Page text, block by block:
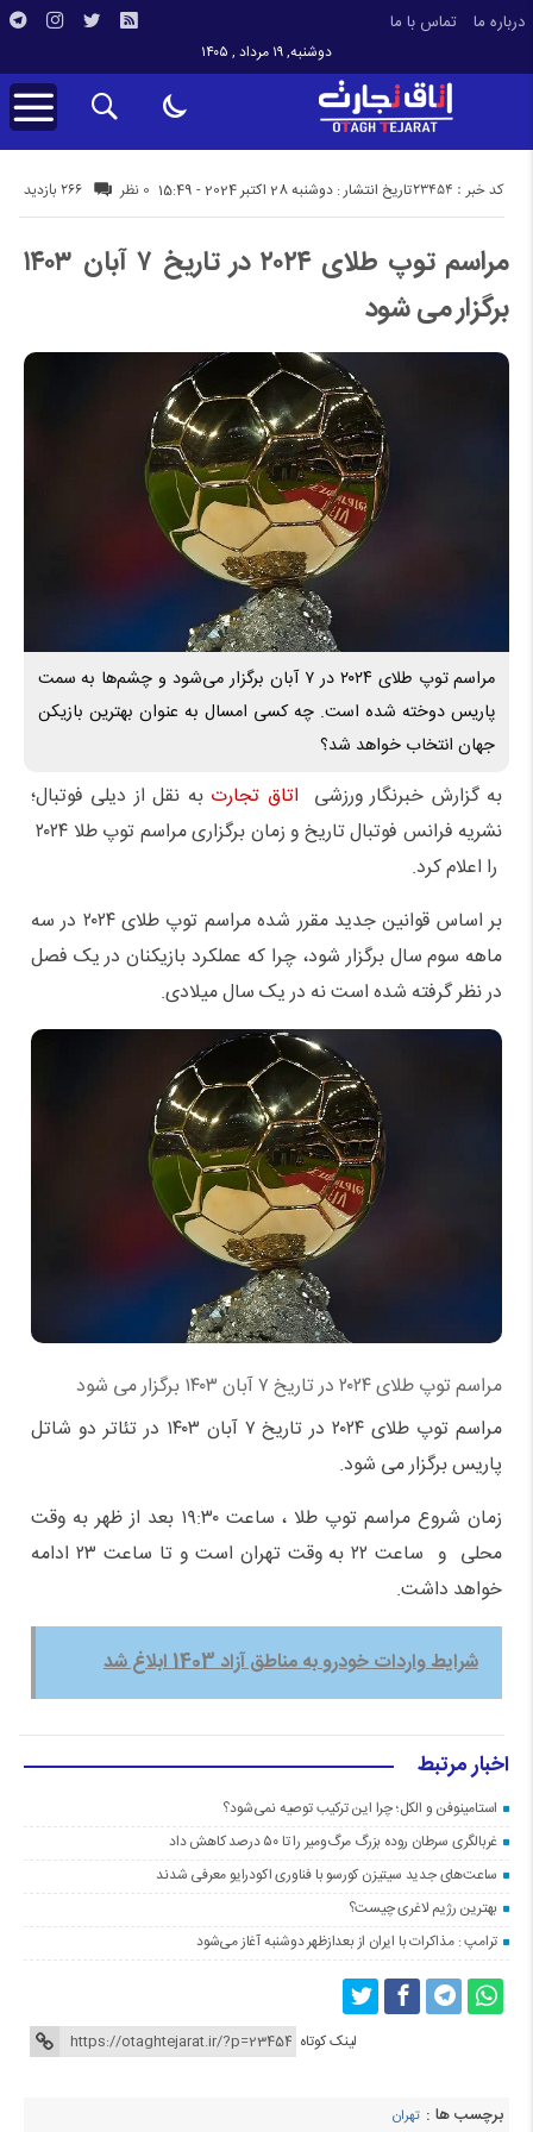
درباره ما تماس با ما
دوشنبه, ۱۹ مرداد , ۱۴۰۵
تاریخ انتشار : دوشنبه 28 اکتبر 2024 - 15:49 266 بازدید کد خبر : 23454 0 نظر
مراسم توپ طلای ۲۰۲۴ در تاریخ ۷ آبان ۱۴۰۳
برگزار می شود
مراسم توپ طلای ۲۰۲۴ در ۷ آبان برگزار می‌شود و چشم‌ها به سمت
پاریس دوخته شده است. چه کسی امسال به عنوان بهترین بازیکن
جهان انتخاب خواهد شد؟
به گزارش خبرنگار ورزشی اتاق تجارت به نقل از دیلی فوتبال؛
نشریه فرانس فوتبال تاریخ و زمان برگزاری مراسم توپ طلا ۲۰۲۴
را اعلام کرد.
بر اساس قوانین جدید مقرر شده مراسم توپ طلای ۲۰۲۴ در سه
ماهه سوم سال برگزار شود، چرا که عملکرد بازیکنان در یک فصل
در نظر گرفته شده است نه در یک سال میلادی.
مراسم توپ طلای ۲۰۲۴ در تاریخ ۷ آبان ۱۴۰۳ برگزار می شود
مراسم توپ طلای ۲۰۲۴ در تاریخ ۷ آبان ۱۴۰۳ در تئاتر دو شاتل
پاریس برگزار می شود.
زمان شروع مراسم توپ طلا ، ساعت ۱۹:۳۰ بعد از ظهر به وقت
محلی و ساعت ۲۲ به وقت تهران است و تا ساعت ۲۳ ادامه
خواهد داشت.
شرایط واردات خودرو به مناطق آزاد 1403 ابلاغ شد
اخبار مرتبط
استامینوفن و الکل؛ چرا این ترکیب توصیه نمی‌شود؟
غربالگری سرطان روده بزرگ مرگ‌ومیر را تا ۵۰ درصد کاهش داد
ساعت‌های جدید سیتیزن کورسو با فناوری اکودرایو معرفی شدند
بهترین رژیم لاغری چیست؟
ترامپ : مذاکرات با ایران از بعدازظهر دوشنبه آغاز می‌شود
لینک کوتاه
برچسب ها : تهران